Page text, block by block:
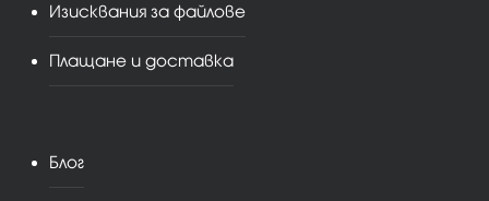
Изисквания за файлове
Плащане и доставка
Блог